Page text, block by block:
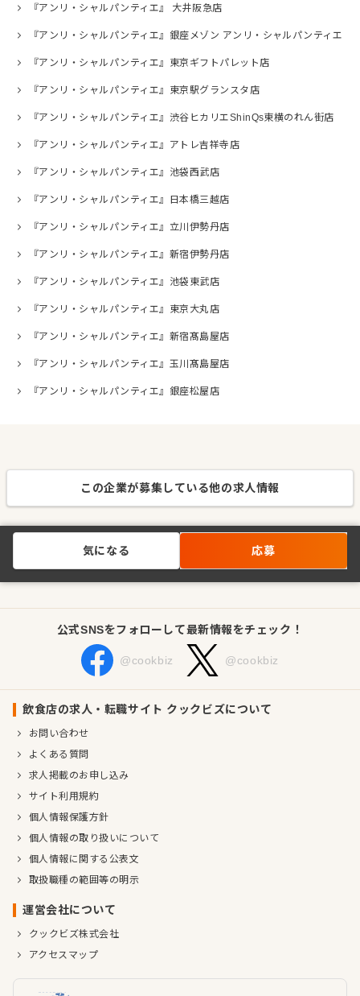
『アンリ・シャルパンティエ』 大井阪急店
『アンリ・シャルパンティエ』銀座メゾン アンリ・シャルパンティエ
『アンリ・シャルパンティエ』東京ギフトパレット店
『アンリ・シャルパンティエ』東京駅グランスタ店
『アンリ・シャルパンティエ』渋谷ヒカリエShinQs東横のれん街店
『アンリ・シャルパンティエ』アトレ吉祥寺店
『アンリ・シャルパンティエ』池袋西武店
『アンリ・シャルパンティエ』日本橋三越店
『アンリ・シャルパンティエ』立川伊勢丹店
『アンリ・シャルパンティエ』新宿伊勢丹店
『アンリ・シャルパンティエ』池袋東武店
『アンリ・シャルパンティエ』東京大丸店
『アンリ・シャルパンティエ』新宿髙島屋店
『アンリ・シャルパンティエ』玉川髙島屋店
『アンリ・シャルパンティエ』銀座松屋店
この企業が募集している他の求人情報
気になる 応募
公式SNSをフォローして最新情報をチェック！
@cookbiz @cookbiz
飲食店の求人・転職サイト クックビズについて
お問い合わせ
よくある質問
求人掲載のお申し込み
サイト利用規約
個人情報保護方針
個人情報の取り扱いについて
個人情報に関する公表文
取扱職種の範囲等の明示
運営会社について
クックビズ株式会社
アクセスマップ